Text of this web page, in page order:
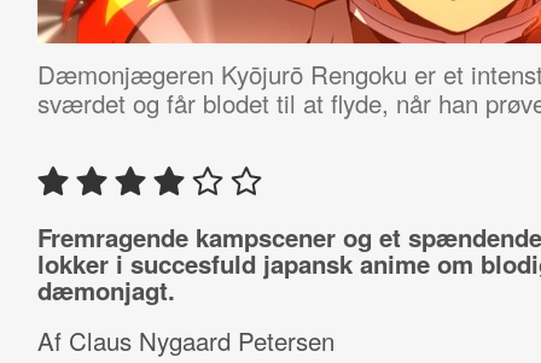
Dæmonjægeren Kyōjurō Rengoku er et
sværdet og får blodet til at flyde, når han
Fremragende kampscener og et
lokker i succesfuld japansk anime om
dæmonjagt.
Af Claus Nygaard Petersen